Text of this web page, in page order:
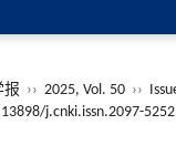
报 ›› 2025, Vol. 50 ››
j.cnki.issn.2097-